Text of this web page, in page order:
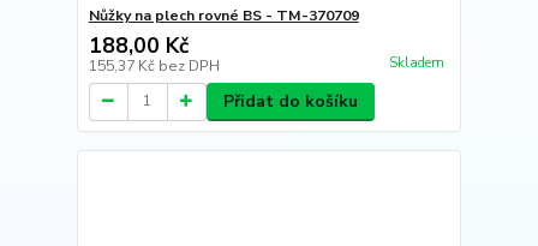
Nůžky na plech rovné BS - TM-370709
188,00 Kč
155,37 Kč bez DPH Skladem
Přidat do košíku